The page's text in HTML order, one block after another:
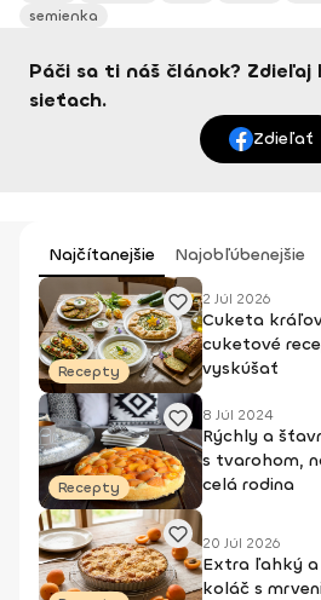
semienka
Páči sa ti náš článok? Zdieľaj
sieťach.
Zdieľať
Najčítanejšie Najobľúbenejšie
Recepty
2 Júl 2026
Cuketa
cuketové
vyskúšať
Recepty
8 Júl 2024
Rýchly a
s tvarohom,
celá rodina
20 Júl 2026
Extra ľahký
koláč s